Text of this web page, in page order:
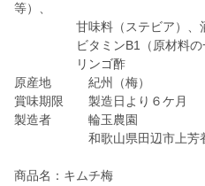
等）、
甘味料（ステビア）、酒
ビタミンB1（原材料の一
リンゴ酢
原産地 紀州（梅）
賞味期限 製造日より６ケ月
製造者 輪玉農園
和歌山県田辺市上芳養
商品名：キムチ梅